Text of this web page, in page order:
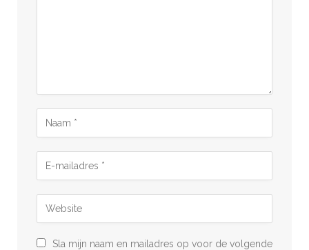
Sla mijn naam en mailadres op voor de volgende